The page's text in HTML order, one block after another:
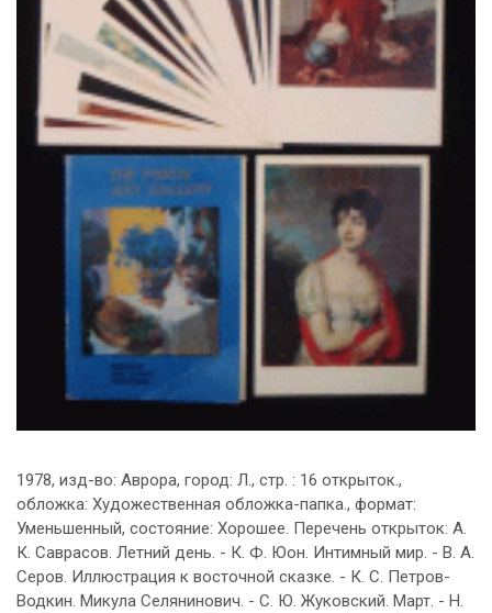
1978, изд-во: Аврора, город: Л., стр. : 16 открыток.,
обложка: Художественная обложка-папка., формат:
Уменьшенный, состояние: Хорошее. Перечень открыток: А.
К. Саврасов. Летний день. - К. Ф. Юон. Интимный мир. - В. А.
Серов. Иллюстрация к восточной сказке. - К. С. Петров-
Водкин. Микула Селянинович. - С. Ю. Жуковский. Март. - Н.